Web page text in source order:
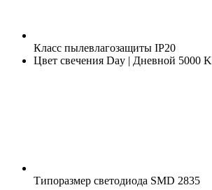
Класс пылевлагозащиты IP20
Цвет свечения Day | Дневной 5000 K
Типоразмер светодиода SMD 2835